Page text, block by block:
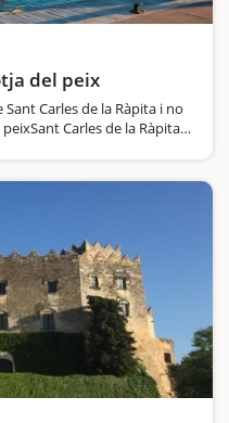
del peix
Carles de la Ràpita i no
Carles de la Ràpita